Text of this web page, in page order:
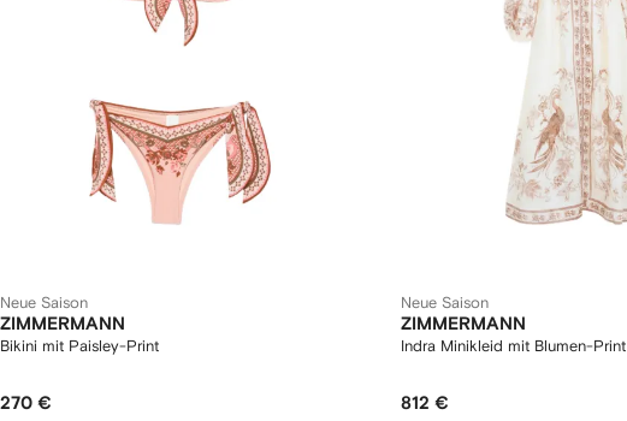
Neue Saison
ZIMMERMANN
Bikini mit Paisley-Print
270 €
Neue Saison
ZIMMERMANN
Indra Minikleid mit Blumen-Print
812 €